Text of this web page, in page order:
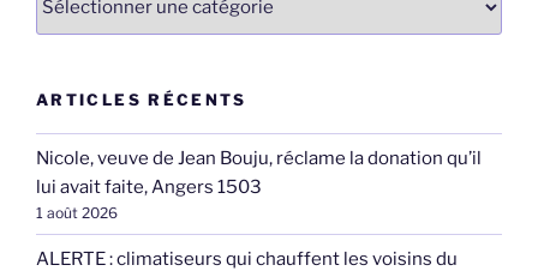
ARTICLES RÉCENTS
Nicole, veuve de Jean Bouju, réclame la donation qu’il
lui avait faite, Angers 1503
1 août 2026
ALERTE : climatiseurs qui chauffent les voisins du